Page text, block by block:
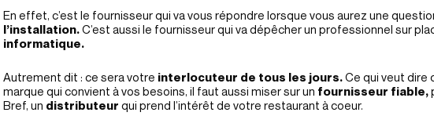
En effet, c’est le fournisseur qui va vous répondre lorsque vous aurez une
l’installation.C’est aussi le fournisseur qui va dépêcher un professionnel sur
informatique.
Autrement dit : ce sera votre interlocuteur de tous les jours.Ce qui veut dire
marque qui convient à vos besoins, il faut aussi miser sur un fournisseur fiable,
Bref, un distributeur qui prend l’intérêt de votre restaurant à coeur.